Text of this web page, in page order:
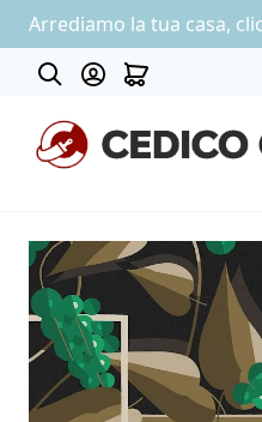
Arrediamo la tua casa,
COLLEZIONE CARTA DA
OUTLET